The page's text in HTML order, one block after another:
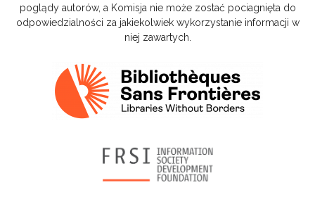
poglądy autorów, a Komisja nie może zostać pociagnięta do
odpowiedzialności za jakiekolwiek wykorzystanie informacji w
niej zawartych.